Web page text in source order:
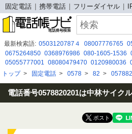
固定電話 携帯電話 フリーダイヤル
最新検索語: 0503120787４ 08007776765
0675264850 0368976986 080-1605-1536
05055777001 08080479470 0120980036
053 477 0507 0120505879 05031353773
05031772050 08039606255 0366282700
0800-300-2530
トップ> 固定電話 > 0578 > 82 >
電話番号0578820201は中林サイク